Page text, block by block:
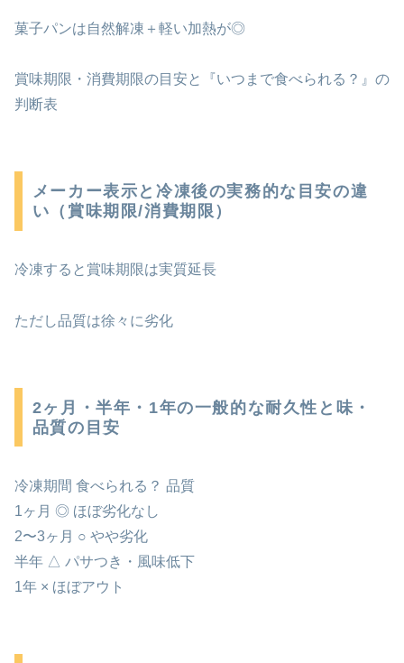
菓子パンは自然解凍＋軽い加熱が◎
賞味期限・消費期限の目安と『いつまで食べられる？』の
判断表
メーカー表示と冷凍後の実務的な目安の違
い（賞味期限/消費期限）
冷凍すると賞味期限は実質延長
ただし品質は徐々に劣化
2ヶ月・半年・1年の一般的な耐久性と味・
品質の目安
冷凍期間 食べられる？ 品質
1ヶ月 ◎ ほぼ劣化なし
2〜3ヶ月 ○ やや劣化
半年 △ パサつき・風味低下
1年 × ほぼアウト